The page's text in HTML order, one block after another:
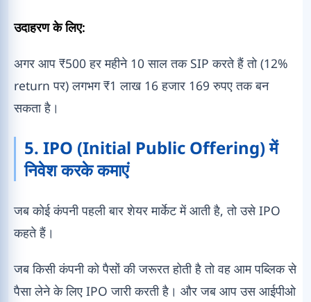
उदाहरण के लिए:
अगर आप ₹500 हर महीने 10 साल तक SIP करते हैं तो (12%
return पर) लगभग ₹1 लाख 16 हजार 169 रुपए तक बन
सकता है।
5. IPO (Initial Public Offering) में
निवेश करके कमाएं
जब कोई कंपनी पहली बार शेयर मार्केट में आती है, तो उसे IPO
कहते हैं।
जब किसी कंपनी को पैसों की जरूरत होती है तो वह आम पब्लिक से
पैसा लेने के लिए IPO जारी करती है। और जब आप उस आईपीओ